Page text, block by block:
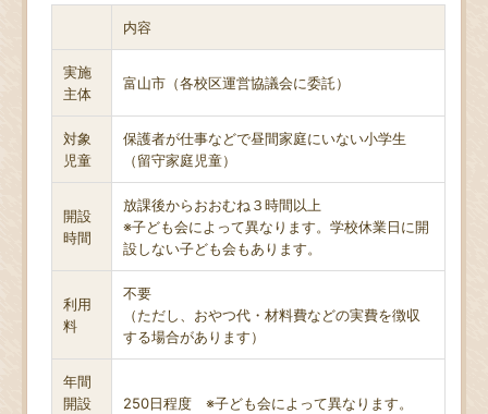
内容
実施
主体
富山市（各校区運営協議会に委託）
対象
児童
保護者が仕事などで昼間家庭にいない小学生
（留守家庭児童）
開設
時間
放課後からおおむね３時間以上
※子ども会によって異なります。学校休業日に開
設しない子ども会もあります。
利用
料
不要
（ただし、おやつ代・材料費などの実費を徴収
する場合があります）
年間
開設
250日程度 ※子ども会によって異なります。